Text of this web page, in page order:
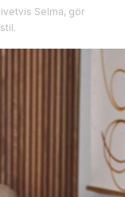
Selma, gör